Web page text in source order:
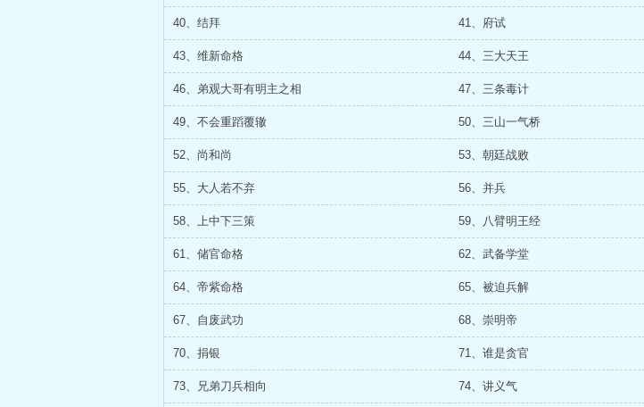
40、结拜 41、府试
43、维新命格 44、三大天王
46、弟观大哥有明主之相 47、三条毒计
49、不会重蹈覆辙 50、三山一气桥
52、尚和尚 53、朝廷战败
55、大人若不弃 56、并兵
58、上中下三策 59、八臂明王经
61、储官命格 62、武备学堂
64、帝紫命格 65、被迫兵解
67、自废武功 68、崇明帝
70、捐银 71、谁是贪官
73、兄弟刀兵相向 74、讲义气